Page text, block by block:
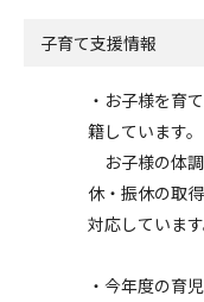
子育て支援情報
・お子様を育
籍しています。
お子様の体
休・振休の取
対応しています
・今年度の育